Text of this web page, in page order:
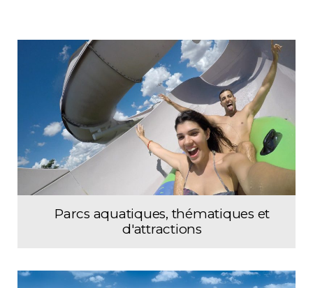
Parcs aquatiques, thématiques et
d'attractions